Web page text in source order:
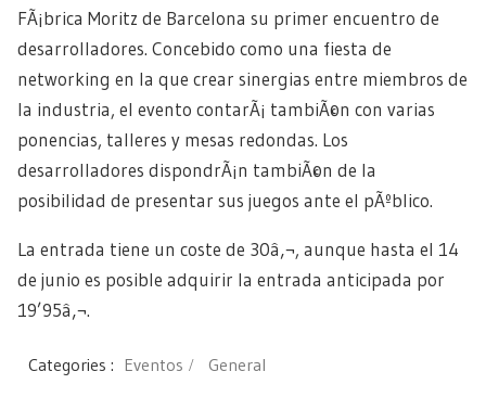
FÃ¡brica Moritz de Barcelona su primer encuentro de
desarrolladores. Concebido como una fiesta de
networking en la que crear sinergias entre miembros de
la industria, el evento contarÃ¡ tambiÃ©n con varias
ponencias, talleres y mesas redondas. Los
desarrolladores dispondrÃ¡n tambiÃ©n de la
posibilidad de presentar sus juegos ante el pÃºblico.
La entrada tiene un coste de 30â‚¬, aunque hasta el 14
de junio es posible adquirir la entrada anticipada por
19’95â‚¬.
Categories : Eventos General